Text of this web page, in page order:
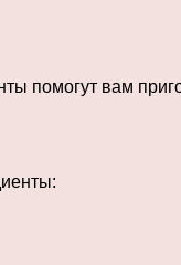
помогут вам